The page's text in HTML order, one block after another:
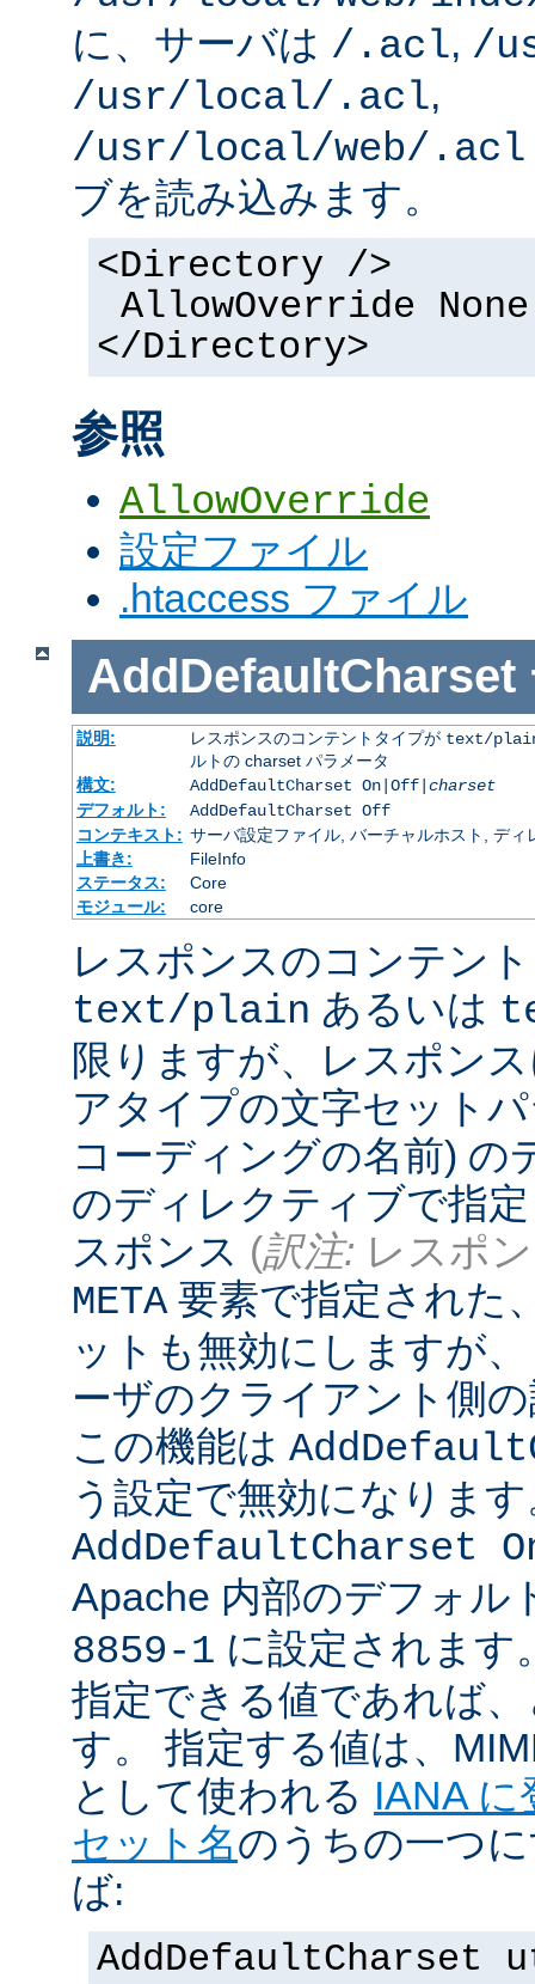
に、サーバは /.acl, /
/usr/local/.acl,
/usr/local/web/.acl
ブを読み込みます。
<Directory />
AllowOverride None
</Directory>
参照
AllowOverride
設定ファイル
.htaccess ファイル
AddDefaultCharset
説明: レスポンスのコンテントタイプが text/
ルトの charset パラメータ
構文:
AddDefaultCharset On|Off| charset
デフォルト:
AddDefaultCharset Off
コンテキスト: サーバ設定ファイル, バーチャルホスト, ディ
上書き:
FileInfo
ステータス:
Core
モジュール:
core
レスポンスのコンテン
text/plain あるいは
限りますが、レスポン
アタイプの文字セット
コーディングの名前) の
のディレクティブで指
スポンス (訳注: レスポ
META 要素で指定された
ットも無効にしますが
ーザのクライアント側
この機能は
う設定で無効になりま
AddDefaultCharset
Apache 内部のデフォル
8859-1 に設定されま
指定できる値であれば
す。 指定する値は、
として使われる IANA
セット名のうちの一つ
ば:
AddDefaultCharset